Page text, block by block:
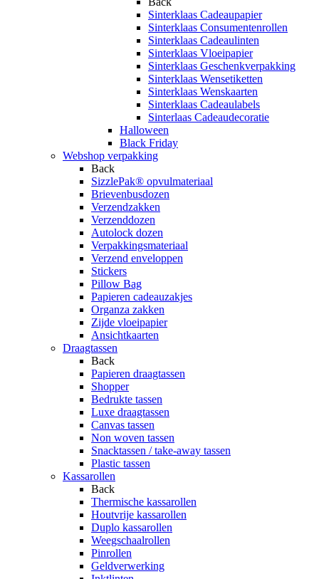
Sinterklaas Cadeaupapier
Sinterklaas Consumentenrollen
Sinterklaas Cadeaulinten
Sinterklaas Vloeipapier
Sinterklaas Geschenkverpakking
Sinterklaas Wensetiketten
Sinterklaas Wenskaarten
Sinterklaas Cadeaulabels
Sinterlaas Cadeaudecoratie
Halloween
Black Friday
Webshop verpakking
Back
SizzlePak® opvulmateriaal
Brievenbusdozen
Verzendzakken
Verzenddozen
Autolock dozen
Verpakkingsmateriaal
Verzend enveloppen
Stickers
Pillow Bag
Papieren cadeauzakjes
Organza zakken
Zijde vloeipapier
Ansichtkaarten
Draagtassen
Back
Papieren draagtassen
Shopper
Bedrukte tassen
Luxe draagtassen
Canvas tassen
Non woven tassen
Snacktassen / take-away tassen
Plastic tassen
Kassarollen
Back
Thermische kassarollen
Houtvrije kassarollen
Duplo kassarollen
Weegschaalrollen
Pinrollen
Geldverwerking